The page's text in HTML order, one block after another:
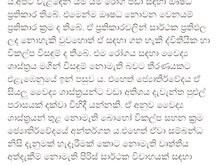
ය.අපට වැළඳෙන යම් යම් රෝග පීඩා සඳහා ඖෂධ
ප්‍රතිකාර තිබේ. එමෙන්ම ඖෂධ නොවන වෙනයම්
ප්‍රතිකාර ක්‍රම ද තිබේ. ඒ ප්‍රතිකාරවලින් සාර්ථක ප්‍රතිඵල
ලද නොහැකි වුවහොත් ඒ සඳහා ගත හැකි ද්විතියික හා
විකල්ප විසඳුම් ද තිබේ. එම රෝගය සඳහා වෛද්‍ය
ශාස්ත්‍රය මගින් විසඳුම් නොමැති බවට තීරණයකට
එළැඹෙනුයේ ඉන් පසුව ය. එහෙත් ජ්‍යොතිර්වේදය ඒ
සියලු වෛද්‍ය ශාස්ත්‍රයන්ට වඩා අතිශය දැවැන්ත පුළුල්
පරාසයක් දක්වා විහිදී යන්නකි. ඒ අනුව වෛද්‍ය
ශාස්ත්‍රයන් තුළ නොමැති බොහෝ විකල්ප සහන ක්‍රම
ජ්‍යොතිර්වේදයේ අන්තර්ගත ය.එහෙත් ඒවා සම්බන්ධ
නිසි දැනුමක් හැදෑරීමක් කොට නොමැති වෘත්තීය
අත්දැකීම් නොමැති පිරිස් සාර්ථක විවාහයක් සඳහා